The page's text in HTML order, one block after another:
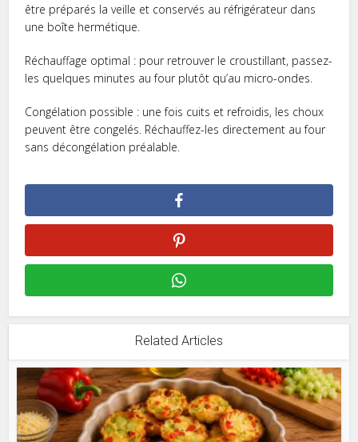
être préparés la veille et conservés au réfrigérateur dans
une boîte hermétique.
Réchauffage optimal : pour retrouver le croustillant, passez-
les quelques minutes au four plutôt qu’au micro-ondes.
Congélation possible : une fois cuits et refroidis, les choux
peuvent être congelés. Réchauffez-les directement au four
sans décongélation préalable.
Related Articles